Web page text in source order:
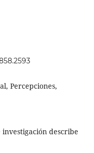
Percepciones,
describe